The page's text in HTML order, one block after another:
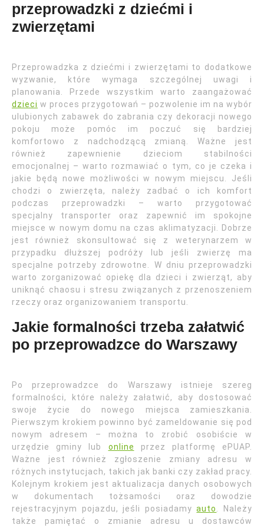
przeprowadzki z dziećmi i
zwierzętami
Przeprowadzka z dziećmi i zwierzętami to dodatkowe
wyzwanie, które wymaga szczególnej uwagi i
planowania. Przede wszystkim warto zaangażować
dzieci w proces przygotowań – pozwolenie im na wybór
ulubionych zabawek do zabrania czy dekoracji nowego
pokoju może pomóc im poczuć się bardziej
komfortowo z nadchodzącą zmianą. Ważne jest
również zapewnienie dzieciom stabilności
emocjonalnej – warto rozmawiać o tym, co je czeka i
jakie będą nowe możliwości w nowym miejscu. Jeśli
chodzi o zwierzęta, należy zadbać o ich komfort
podczas przeprowadzki – warto przygotować
specjalny transporter oraz zapewnić im spokojne
miejsce w nowym domu na czas aklimatyzacji. Dobrze
jest również skonsultować się z weterynarzem w
przypadku dłuższej podróży lub jeśli zwierzę ma
specjalne potrzeby zdrowotne. W dniu przeprowadzki
warto zorganizować opiekę dla dzieci i zwierząt, aby
uniknąć chaosu i stresu związanych z przenoszeniem
rzeczy oraz organizowaniem transportu.
Jakie formalności trzeba załatwić
po przeprowadzce do Warszawy
Po przeprowadzce do Warszawy istnieje szereg
formalności, które należy załatwić, aby dostosować
swoje życie do nowego miejsca zamieszkania.
Pierwszym krokiem powinno być zameldowanie się pod
nowym adresem – można to zrobić osobiście w
urzędzie gminy lub online przez platformę ePUAP.
Ważne jest również zgłoszenie zmiany adresu w
różnych instytucjach, takich jak banki czy zakład pracy.
Kolejnym krokiem jest aktualizacja danych osobowych
w dokumentach tożsamości oraz dowodzie
rejestracyjnym pojazdu, jeśli posiadamyauto
. Należy
także pamiętać o zmianie adresu u dostawców